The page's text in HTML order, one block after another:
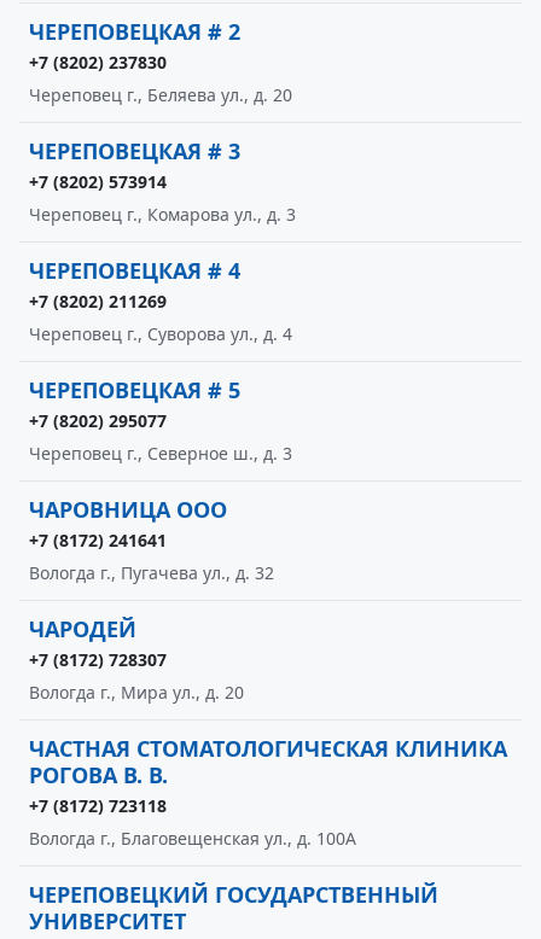
ЧЕРЕПОВЕЦКАЯ # 2
+7 (8202) 237830
Череповец г., Беляева ул., д. 20
ЧЕРЕПОВЕЦКАЯ # 3
+7 (8202) 573914
Череповец г., Комарова ул., д. 3
ЧЕРЕПОВЕЦКАЯ # 4
+7 (8202) 211269
Череповец г., Суворова ул., д. 4
ЧЕРЕПОВЕЦКАЯ # 5
+7 (8202) 295077
Череповец г., Северное ш., д. 3
ЧАРОВНИЦА ООО
+7 (8172) 241641
Вологда г., Пугачева ул., д. 32
ЧАРОДЕЙ
+7 (8172) 728307
Вологда г., Мира ул., д. 20
ЧАСТНАЯ СТОМАТОЛОГИЧЕСКАЯ КЛИНИКА
РОГОВА В. В.
+7 (8172) 723118
Вологда г., Благовещенская ул., д. 100А
ЧЕРЕПОВЕЦКИЙ ГОСУДАРСТВЕННЫЙ
УНИВЕРСИТЕТ